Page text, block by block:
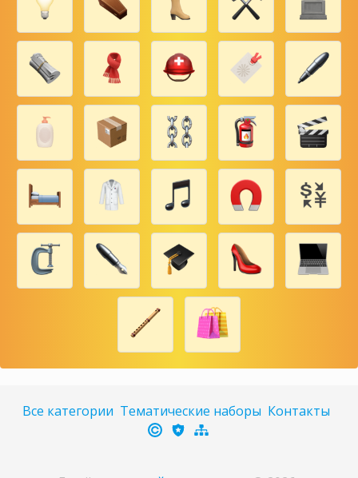
Все категории Тематические наборы Контакты